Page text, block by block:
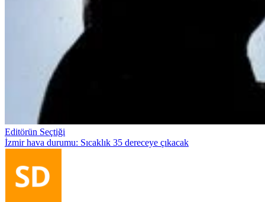
Editörün Seçtiği
İzmir hava durumu: Sıcaklık 35 dereceye çıkacak